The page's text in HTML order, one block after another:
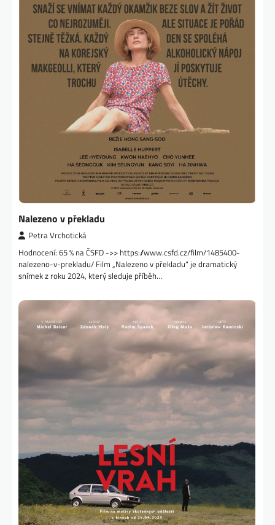
Nalezeno v překladu
Petra Vrchotická
Hodnocení: 65 % na ČSFD ->> https://www.csfd.cz/film/1485400-
nalezeno-v-prekladu/ Film „Nalezeno v překladu“ je dramatický
snímek z roku 2024, který sleduje příběh…